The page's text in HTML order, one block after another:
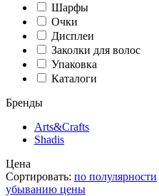
Шарфы
Очки
Дисплеи
Заколки для волос
Упаковка
Каталоги
Бренды
Arts&Crafts
Shadis
Цена
Сортировать: по полулярности
убыванию цены